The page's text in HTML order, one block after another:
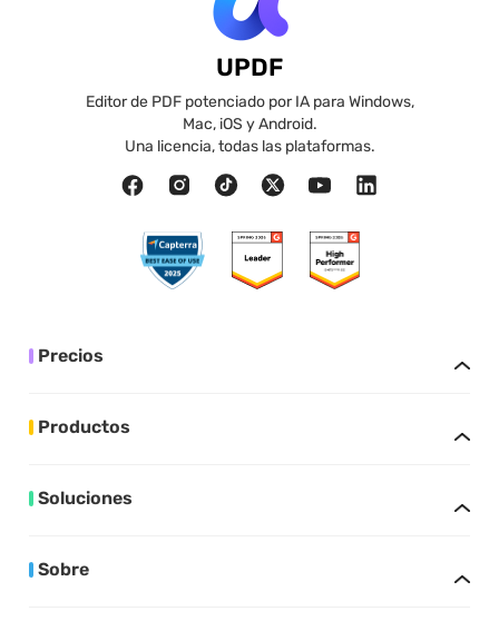
UPDF
Editor de PDF potenciado por IA para Windows,
Mac, iOS y Android.
Una licencia, todas las plataformas.
Precios
Productos
Soluciones
Sobre